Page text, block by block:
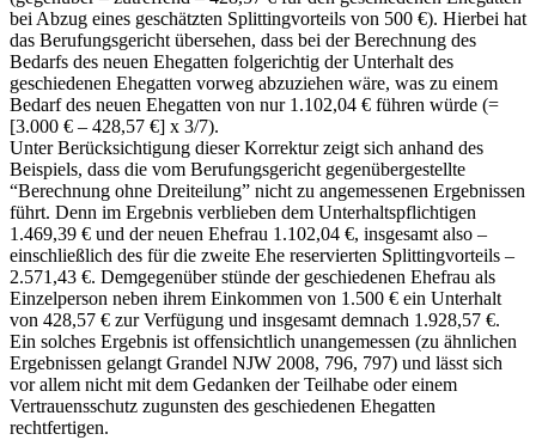
bei Abzug eines geschätzten Splittingvorteils von 500 €). Hierbei hat
das Berufungsgericht übersehen, dass bei der Berechnung des
Bedarfs des neuen Ehegatten folgerichtig der Unterhalt des
geschiedenen Ehegatten vorweg abzuziehen wäre, was zu einem
Bedarf des neuen Ehegatten von nur 1.102,04 € führen würde (=
[3.000 € – 428,57 €] x 3/7).
Unter Berücksichtigung dieser Korrektur zeigt sich anhand des
Beispiels, dass die vom Berufungsgericht gegenübergestellte
“Berechnung ohne Dreiteilung” nicht zu angemessenen Ergebnissen
führt. Denn im Ergebnis verblieben dem Unterhaltspflichtigen
1.469,39 € und der neuen Ehefrau 1.102,04 €, insgesamt also –
einschließlich des für die zweite Ehe reservierten Splittingvorteils –
2.571,43 €. Demgegenüber stünde der geschiedenen Ehefrau als
Einzelperson neben ihrem Einkommen von 1.500 € ein Unterhalt
von 428,57 € zur Verfügung und insgesamt demnach 1.928,57 €.
Ein solches Ergebnis ist offensichtlich unangemessen (zu ähnlichen
Ergebnissen gelangt Grandel NJW 2008, 796, 797) und lässt sich
vor allem nicht mit dem Gedanken der Teilhabe oder einem
Vertrauensschutz zugunsten des geschiedenen Ehegatten
rechtfertigen.